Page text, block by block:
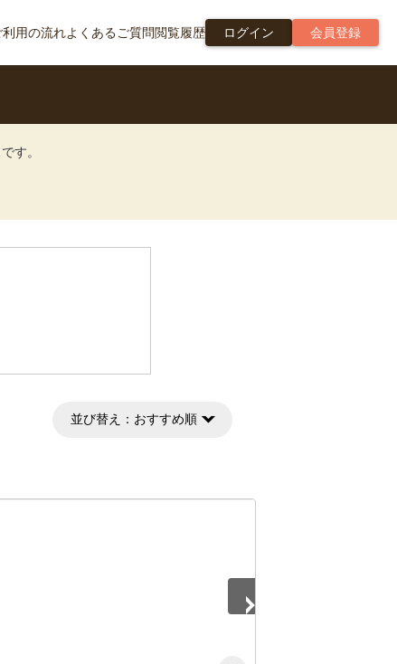
利用の流れよくあるご質問閲覧履歴 ログイン 会員登録
す。
並び替え： おすすめ順